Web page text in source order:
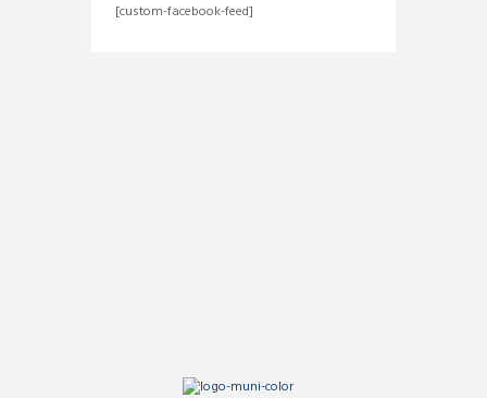
[custom-facebook-feed]